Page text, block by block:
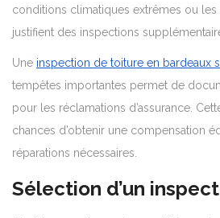
conditions climatiques extrêmes ou
justifient des inspections
Une inspection de toiture en bardeaux
tempêtes importantes permet de
pour les réclamations d’assurance.
chances d’obtenir une compensation
réparations nécessaires.
Sélection d’un